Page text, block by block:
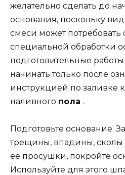
желательно сделать до
основания, поскольку
смеси может потребовать
специальной обработки
подготовительные
начинать только после
инструкцией по заливке
наливного пола .
Подготовьте основание.
трещины, впадины, сколы
ее просушки, покройте
Используйте для этого